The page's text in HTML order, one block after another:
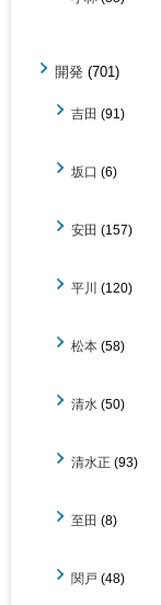
開発 (701)
吉田 (91)
坂口 (6)
安田 (157)
平川 (120)
松本 (58)
清水 (50)
清水正 (93)
至田 (8)
関戸 (48)